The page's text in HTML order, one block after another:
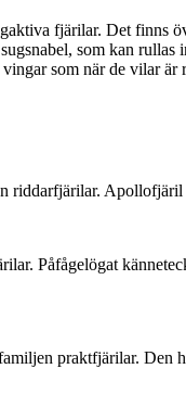
fjärilar. Det finns
som kan
som när de vilar är
riddarfjärilar. Apollofjäril
Påfågelögat
praktfjärilar. Den